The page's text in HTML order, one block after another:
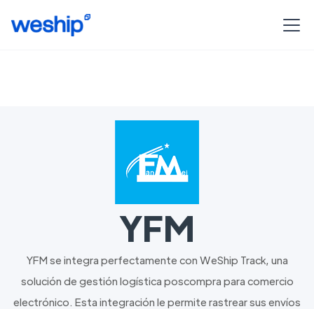
YFM
YFM se integra perfectamente con WeShip Track, una
solución de gestión logística poscompra para comercio
electrónico. Esta integración le permite rastrear sus envíos